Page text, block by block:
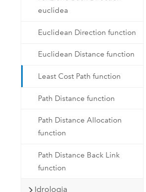
euclidea
Euclidean Direction function
Euclidean Distance function
Least Cost Path function
Path Distance function
Path Distance Allocation
function
Path Distance Back Link
function
Idrologia